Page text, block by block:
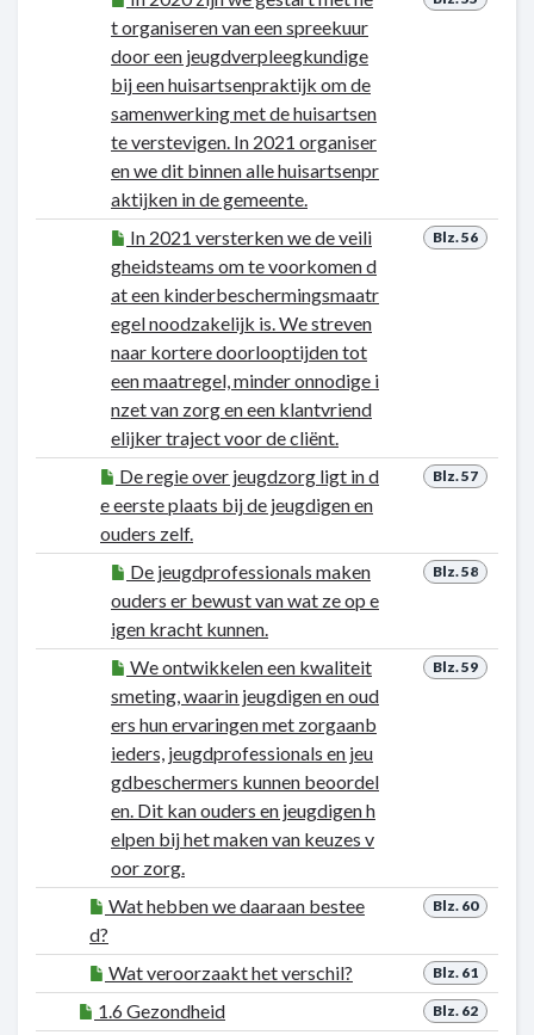
t organiseren van een spreekuur
door een jeugdverpleegkundige
bij een huisartsenpraktijk om de
samenwerking met de huisartsen
te verstevigen. In 2021 organiser
en we dit binnen alle huisartsenpr
aktijken in de gemeente.
Blz. 56
In 2021 versterken we de veili
gheidsteams om te voorkomen d
at een kinderbeschermingsmaatr
egel noodzakelijk is. We streven
naar kortere doorlooptijden tot
een maatregel, minder onnodige i
nzet van zorg en een klantvriend
elijker traject voor de cliënt.
Blz. 57
De regie over jeugdzorg ligt in d
e eerste plaats bij de jeugdigen en
ouders zelf.
Blz. 58
De jeugdprofessionals maken
ouders er bewust van wat ze op e
igen kracht kunnen.
Blz. 59
We ontwikkelen een kwaliteit
smeting, waarin jeugdigen en oud
ers hun ervaringen met zorgaanb
ieders, jeugdprofessionals en jeu
gdbeschermers kunnen beoordel
en. Dit kan ouders en jeugdigen h
elpen bij het maken van keuzes v
oor zorg.
Blz. 60
Wat hebben we daaraan bestee
d?
Blz. 61
Wat veroorzaakt het verschil?
Blz. 62
1.6 Gezondheid